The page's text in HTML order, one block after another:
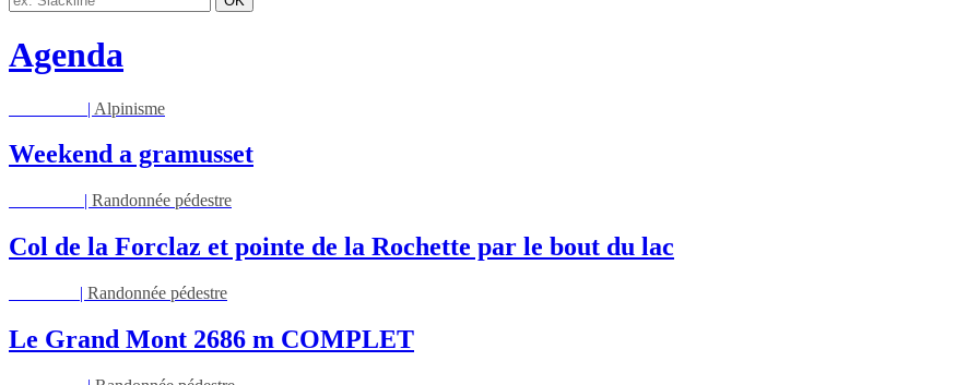
Agenda
| Alpinisme
Weekend a gramusset
| Randonnée pédestre
Col de la Forclaz et pointe de la Rochette par le bout du lac
| Randonnée pédestre
Le Grand Mont 2686 m COMPLET